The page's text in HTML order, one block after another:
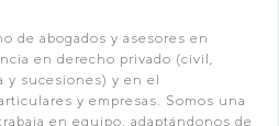
de abogados y asesores en
en derecho privado (civil,
y sucesiones) y en el
y empresas. Somos una
en equipo, adaptándonos de